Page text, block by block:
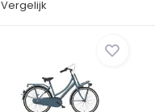
Vergelijk